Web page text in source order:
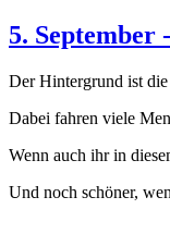
5. September
Der Hintergrund ist
Dabei fahren viele
Wenn auch ihr in
Und noch schöner,